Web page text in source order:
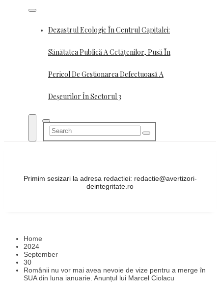
Dezastrul Ecologic În Centrul Capitalei:
Sănătatea Publică A Cetățenilor, Pusă În
Pericol De Gestionarea Defectuoasă A
Deșeurilor În Sectorul 3
Primim sesizari la adresa redactiei: redactie@avertizori-
deintegritate.ro
Home
2024
September
30
Românii nu vor mai avea nevoie de vize pentru a merge în
SUA din luna ianuarie. Anunțul lui Marcel Ciolacu